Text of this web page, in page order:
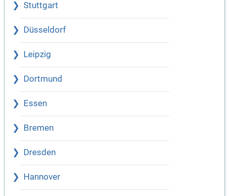
Stuttgart
Düsseldorf
Leipzig
Dortmund
Essen
Bremen
Dresden
Hannover